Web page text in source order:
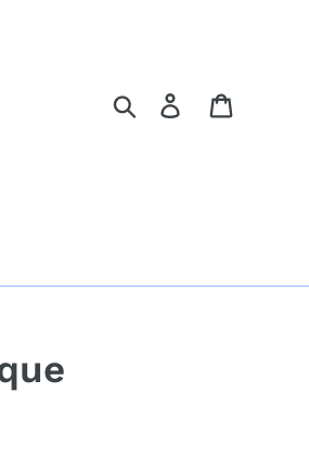
RechercherSe connecter